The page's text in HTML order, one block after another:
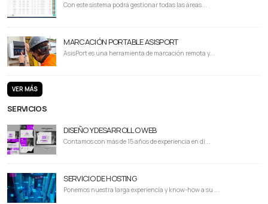
Con este sistema podrá gestionar todas las áreas...
MARCACIÓN PORTABLE ASISPORT
AsisPort es una herramienta de marcación remota y...
VER MÁS
SERVICIOS
DISEÑO Y DESARROLLO WEB
Contamos con más de 15 años de experiencia en di...
SERVICIO DE HOSTING
Ponemos nuestra larga experiencia y know-how a su ...